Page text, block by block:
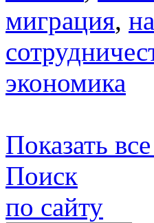
миграция,
экономика
Показать
Поиск
по сайту